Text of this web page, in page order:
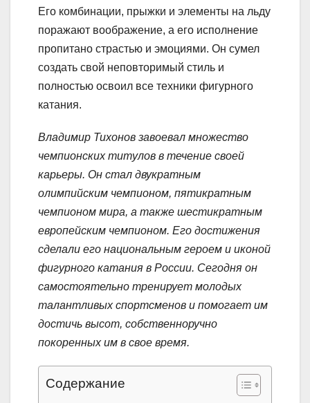
Его комбинации, прыжки и элементы на льду
поражают воображение, а его исполнение
пропитано страстью и эмоциями. Он сумел
создать свой неповторимый стиль и
полностью освоил все техники фигурного
катания.
Владимир Тихонов завоевал множество
чемпионских титулов в течение своей
карьеры. Он стал двукратным
олимпийским чемпионом, пятикратным
чемпионом мира, а также шестикратным
европейским чемпионом. Его достижения
сделали его национальным героем и иконой
фигурного катания в России. Сегодня он
самостоятельно тренирует молодых
талантливых спортсменов и помогает им
достичь высот, собственноручно
покоренных им в свое время.
Содержание